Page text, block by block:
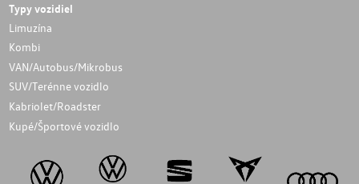
Typy vozidiel
Limuzína
Kombi
VAN/Autobus/Mikrobus
SUV/Terénne vozidlo
Kabriolet/Roadster
Kupé/Športové vozidlo